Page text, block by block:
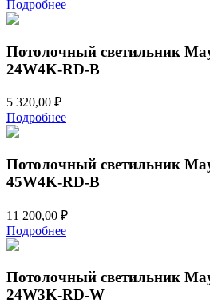
Подробнее
Потолочный светильник
24W4K-RD-B
5 320,00 ₽
Подробнее
Потолочный светильник
45W4K-RD-B
11 200,00 ₽
Подробнее
Потолочный светильник
24W3K-RD-W